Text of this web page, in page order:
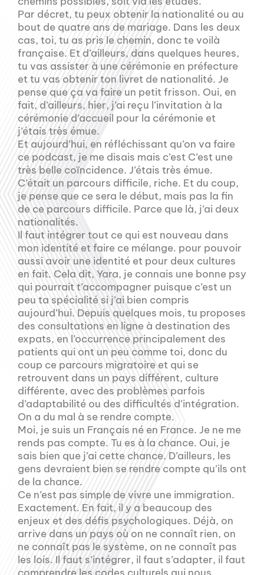
Par décret, tu peux obtenir la nationalité ou au
bout de quatre ans de mariage. Dans les deux
cas, toi, tu as pris le chemin, donc te voilà
française. Et d’ailleurs, dans quelques heures,
tu vas assister à une cérémonie en préfecture
et tu vas obtenir ton livret de nationalité. Je
pense que ça va faire un petit frisson. Oui, en
fait, d’ailleurs, hier, j’ai reçu l’invitation à la
cérémonie d’accueil pour la cérémonie et
j’étais très émue.
Et aujourd’hui, en réfléchissant qu’on va faire
ce podcast, je me disais mais c’est C’est une
très belle coïncidence. J’étais très émue.
C’était un parcours difficile, riche. Et du coup,
je pense que ce sera le début, mais pas la fin
de ce parcours difficile. Parce que là, j’ai deux
nationalités.
Il faut intégrer tout ce qui est nouveau dans
mon identité et faire ce mélange. pour pouvoir
aussi avoir une identité et pour deux cultures
en fait. Cela dit, Yara, je connais une bonne psy
qui pourrait t’accompagner puisque c’est un
peu ta spécialité si j’ai bien compris
aujourd’hui. Depuis quelques mois, tu proposes
des consultations en ligne à destination des
expats, en l’occurrence principalement des
patients qui ont un peu comme toi, donc du
coup ce parcours migratoire et qui se
retrouvent dans un pays différent, culture
différente, avec des problèmes parfois
d’adaptabilité ou des difficultés d’intégration.
On a du mal à se rendre compte.
Moi, je suis un Français né en France. Je ne me
rends pas compte. Tu es à la chance. Oui, je
sais bien que j’ai cette chance. D’ailleurs, les
gens devraient bien se rendre compte qu’ils ont
de la chance.
Ce n’est pas simple de vivre une immigration.
Exactement. En fait, il y a beaucoup des
enjeux et des défis psychologiques. Déjà, on
arrive dans un pays où on ne connaît rien, on
ne connaît pas le système, on ne connaît pas
les lois. Il faut s’intégrer, il faut s’adapter, il faut
comprendre les codes culturels qui nous